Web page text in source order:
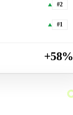
#2
#1
+58%